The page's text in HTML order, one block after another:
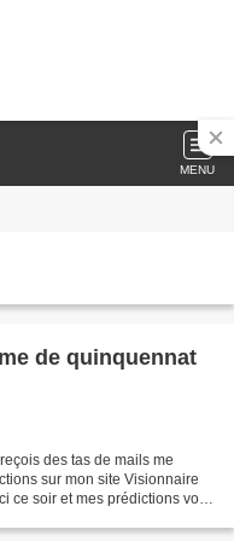
MENU
de quinquennat
des tas de mails me
sur mon site Visionnaire
ce soir et mes prédictions vont